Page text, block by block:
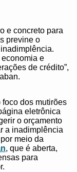
e concreto para
previne o
e
de crédito”,
dos mutirões
eletrônica
o orçamento
a inadimplência
meio da
, que é aberta,
para